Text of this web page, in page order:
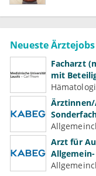
Neueste Ärztejobs
Facharzt
mit
Arzt für